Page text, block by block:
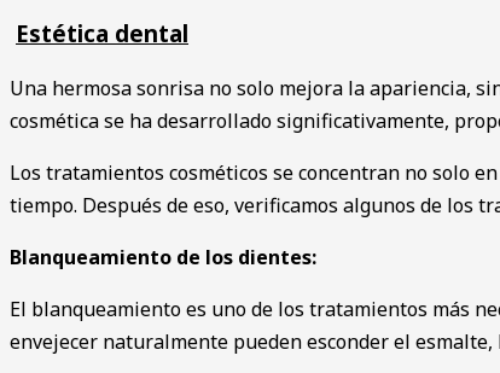
Estética dental
Una hermosa sonrisa no solo mejora la apariencia,
cosmética se ha desarrollado significativamente,
Los tratamientos cosméticos se concentran no solo
tiempo. Después de eso, verificamos algunos de los
Blanqueamiento de los dientes:
El blanqueamiento es uno de los tratamientos más
envejecer naturalmente pueden esconder el